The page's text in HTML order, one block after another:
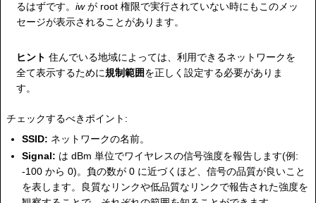
るはずです。 iwが root 権限で実行されていない時にもこのメッ
セージが表示されることがあります。
ヒント 住んでいる地域によっては、利用できるネットワークを
全て表示するために規制範囲を正しく設定する必要がありま
す。
チェックするべきポイント:
SSID: ネットワークの名前。
Signal: は dBm 単位でワイヤレスの信号強度を報告します(例:
-100 から 0)。負の数が 0 に近づくほど、信号の品質が良いこと
を表します。良質なリンクや低品質なリンクで報告された強度を